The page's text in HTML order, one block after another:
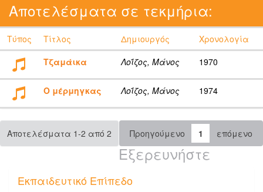
Αποτελέσματα σε τεκμήρια:
Τύπος Τίτλος Δημιουργός
Χρονολογία
Τζαμάικα
Λοΐζος, Μάνος 1970
Ο μέρμηγκας Λοΐζος, Μάνος 1974
Αποτελέσματα 1-2 από 2 Προηγούμενο 1 επόμενο
Εξερευνήστε
Εκπαιδευτικό Επίπεδο